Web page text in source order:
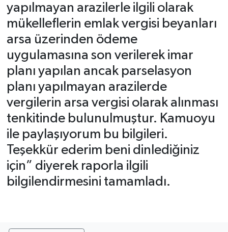
yapılmayan arazilerle ilgili olarak
mükelleflerin emlak vergisi beyanları
arsa üzerinden ödeme
uygulamasına son verilerek imar
planı yapılan ancak parselasyon
planı yapılmayan arazilerde
vergilerin arsa vergisi olarak alınması
tenkitinde bulunulmuştur. Kamuoyu
ile paylaşıyorum bu bilgileri.
Teşekkür ederim beni dinlediğiniz
için” diyerek raporla ilgili
bilgilendirmesini tamamladı.